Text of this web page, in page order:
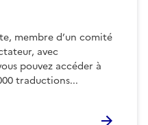
membre d’un comité
avec
pouvez accéder à
traductions...